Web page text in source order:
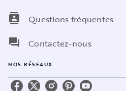
contacts
Questions fréquentes
question_answer
Contactez-nous
NOS RÉSEAUX